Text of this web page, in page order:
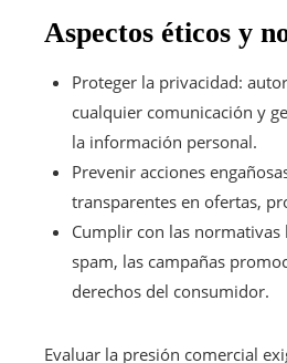
Aspectos éticos y
Proteger la privacidad:
cualquier comunicación y
la información personal.
Prevenir acciones
transparentes en ofertas,
Cumplir con las normativas
spam, las campañas
derechos del consumidor.
Evaluar la presión comercial